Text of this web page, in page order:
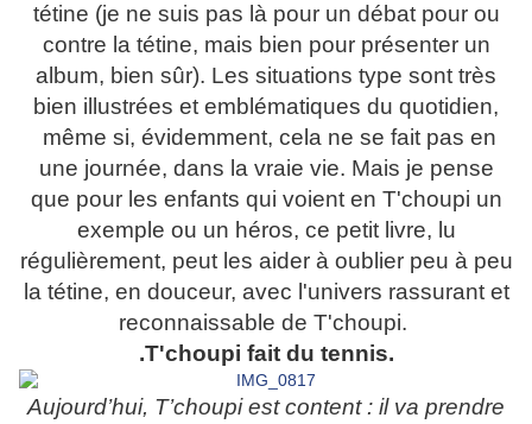
tétine (je ne suis pas là pour un débat pour ou
contre la tétine, mais bien pour présenter un
album, bien sûr). Les situations type sont très
bien illustrées et emblématiques du quotidien,
même si, évidemment, cela ne se fait pas en
une journée, dans la vraie vie. Mais je pense
que pour les enfants qui voient en T'choupi un
exemple ou un héros, ce petit livre, lu
régulièrement, peut les aider à oublier peu à peu
la tétine, en douceur, avec l'univers rassurant et
reconnaissable de T'choupi.
.T'choupi fait du tennis.
Aujourd’hui, T’choupi est content : il va prendre